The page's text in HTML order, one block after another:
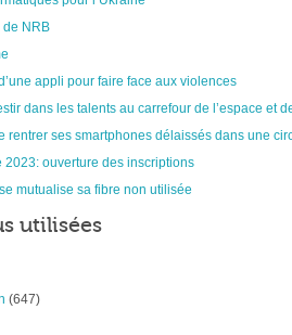
de NRB
appli pour faire face aux violences
dans les talents au carrefour de l’espace et
rentrer ses smartphones délaissés dans une
2023: ouverture des inscriptions
mutualise sa fibre non utilisée
utilisées
(647)